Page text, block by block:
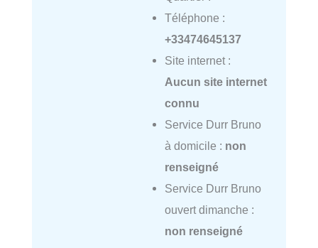
Téléphone :
+33474645137
Site internet :
Aucun site internet
connu
Service Durr Bruno
à domicile : non
renseigné
Service Durr Bruno
ouvert dimanche :
non renseigné